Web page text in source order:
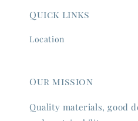
Quick links
Location
Our mission
Quality materials, good